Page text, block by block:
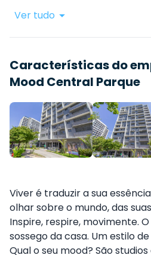
Ver tudo
Características do
Mood Central Parque
Viver é traduzir a sua
olhar sobre o mundo, das
Inspire, respire, movimente.
sossego da casa. Um estilo
Qual o seu mood? São